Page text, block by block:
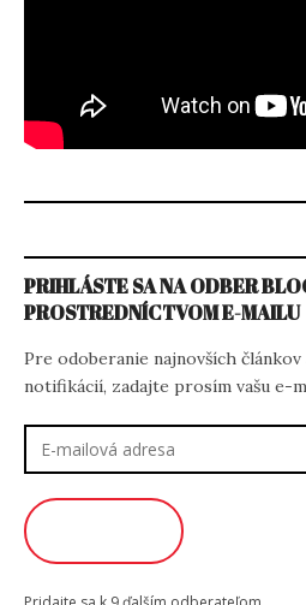
PRIHLÁSTE SA NA ODBER
PROSTREDNÍCTVOM E-MAILU
Pre odoberanie najnovších
notifikácií, zadajte prosím vašu e-
adresa